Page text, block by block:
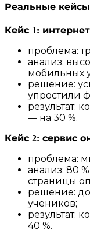
Реальные кейсы
Кейс 1:
проблема:
анализ:
мобильных
решение:
упростили
результат:
— на 30 %.
Кейс 2: сервис
проблема:
анализ: 80
страницы
решение:
учеников;
результат:
40 %.